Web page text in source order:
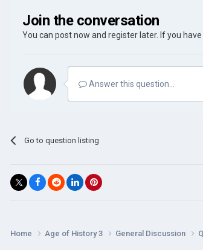
Join the conversation
You can post now and register later. If you
Answer this question...
Go to question listing
Home Age of History 3 General Discussion